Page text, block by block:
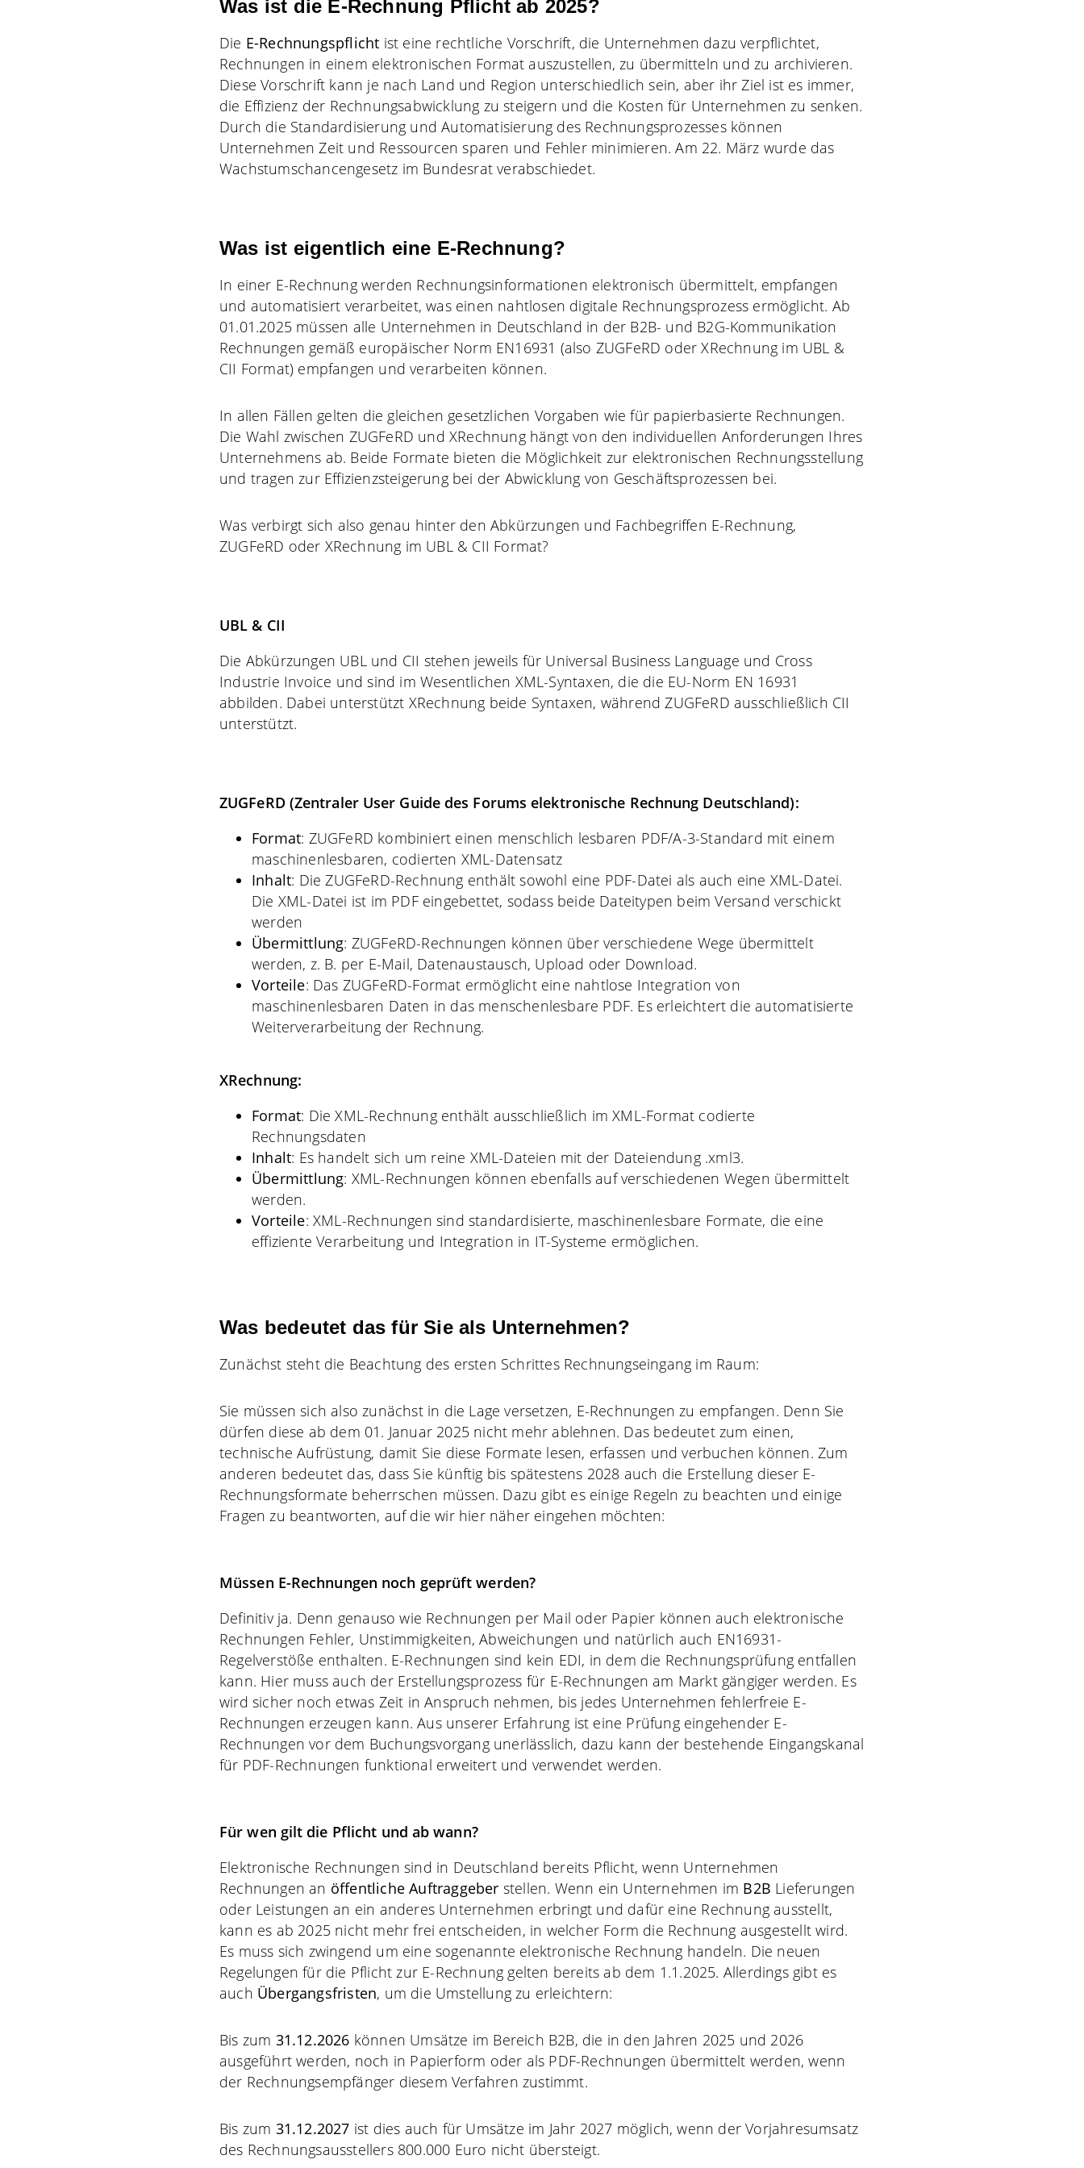
Was ist die E-Rechnung Pflicht ab 2025?
Die E-Rechnungspflicht ist eine rechtliche Vorschrift, die Unternehmen dazu verpflichtet,
Rechnungen in einem elektronischen Format auszustellen, zu übermitteln und zu archivieren.
Diese Vorschrift kann je nach Land und Region unterschiedlich sein, aber ihr Ziel ist es immer,
die Effizienz der Rechnungsabwicklung zu steigern und die Kosten für Unternehmen zu senken.
Durch die Standardisierung und Automatisierung des Rechnungsprozesses können
Unternehmen Zeit und Ressourcen sparen und Fehler minimieren. Am 22. März wurde das
Wachstumschancengesetz im Bundesrat verabschiedet.
Was ist eigentlich eine E-Rechnung?
In einer E-Rechnung werden Rechnungsinformationen elektronisch übermittelt, empfangen
und automatisiert verarbeitet, was einen nahtlosen digitale Rechnungsprozess ermöglicht. Ab
01.01.2025 müssen alle Unternehmen in Deutschland in der B2B- und B2G-Kommunikation
Rechnungen gemäß europäischer Norm EN16931 (also ZUGFeRD oder XRechnung im UBL &
CII Format) empfangen und verarbeiten können.
In allen Fällen gelten die gleichen gesetzlichen Vorgaben wie für papierbasierte Rechnungen.
Die Wahl zwischen ZUGFeRD und XRechnung hängt von den individuellen Anforderungen Ihres
Unternehmens ab. Beide Formate bieten die Möglichkeit zur elektronischen Rechnungsstellung
und tragen zur Effizienzsteigerung bei der Abwicklung von Geschäftsprozessen bei.
Was verbirgt sich also genau hinter den Abkürzungen und Fachbegriffen E-Rechnung,
ZUGFeRD oder XRechnung im UBL & CII Format?
UBL & CII
Die Abkürzungen UBL und CII stehen jeweils für Universal Business Language und Cross
Industrie Invoice und sind im Wesentlichen XML-Syntaxen, die die EU-Norm EN 16931
abbilden. Dabei unterstützt XRechnung beide Syntaxen, während ZUGFeRD ausschließlich CII
unterstützt.
ZUGFeRD (Zentraler User Guide des Forums elektronische Rechnung Deutschland):
Format: ZUGFeRD kombiniert einen menschlich lesbaren PDF/A-3-Standard mit einem
maschinenlesbaren, codierten XML-Datensatz
Inhalt: Die ZUGFeRD-Rechnung enthält sowohl eine PDF-Datei als auch eine XML-Datei.
Die XML-Datei ist im PDF eingebettet, sodass beide Dateitypen beim Versand verschickt
werden
Übermittlung: ZUGFeRD-Rechnungen können über verschiedene Wege übermittelt
werden, z. B. per E-Mail, Datenaustausch, Upload oder Download.
Vorteile: Das ZUGFeRD-Format ermöglicht eine nahtlose Integration von
maschinenlesbaren Daten in das menschenlesbare PDF. Es erleichtert die automatisierte
Weiterverarbeitung der Rechnung.
XRechnung:
Format: Die XML-Rechnung enthält ausschließlich im XML-Format codierte
Rechnungsdaten
Inhalt: Es handelt sich um reine XML-Dateien mit der Dateiendung .xml3.
Übermittlung: XML-Rechnungen können ebenfalls auf verschiedenen Wegen übermittelt
werden.
Vorteile: XML-Rechnungen sind standardisierte, maschinenlesbare Formate, die eine
effiziente Verarbeitung und Integration in IT-Systeme ermöglichen.
Was bedeutet das für Sie als Unternehmen?
Zunächst steht die Beachtung des ersten Schrittes Rechnungseingang im Raum:
Sie müssen sich also zunächst in die Lage versetzen, E-Rechnungen zu empfangen. Denn Sie
dürfen diese ab dem 01. Januar 2025 nicht mehr ablehnen. Das bedeutet zum einen,
technische Aufrüstung, damit Sie diese Formate lesen, erfassen und verbuchen können. Zum
anderen bedeutet das, dass Sie künftig bis spätestens 2028 auch die Erstellung dieser E-
Rechnungsformate beherrschen müssen. Dazu gibt es einige Regeln zu beachten und einige
Fragen zu beantworten, auf die wir hier näher eingehen möchten:
Müssen E-Rechnungen noch geprüft werden?
Definitiv ja. Denn genauso wie Rechnungen per Mail oder Papier können auch elektronische
Rechnungen Fehler, Unstimmigkeiten, Abweichungen und natürlich auch EN16931-
Regelverstöße enthalten. E-Rechnungen sind kein EDI, in dem die Rechnungsprüfung entfallen
kann. Hier muss auch der Erstellungsprozess für E-Rechnungen am Markt gängiger werden. Es
wird sicher noch etwas Zeit in Anspruch nehmen, bis jedes Unternehmen fehlerfreie E-
Rechnungen erzeugen kann. Aus unserer Erfahrung ist eine Prüfung eingehender E-
Rechnungen vor dem Buchungsvorgang unerlässlich, dazu kann der bestehende Eingangskanal
für PDF-Rechnungen funktional erweitert und verwendet werden.
Für wen gilt die Pflicht und ab wann?
Elektronische Rechnungen sind in Deutschland bereits Pflicht, wenn Unternehmen
Rechnungen an öffentliche Auftraggeber stellen. Wenn ein Unternehmen im B2B Lieferungen
oder Leistungen an ein anderes Unternehmen erbringt und dafür eine Rechnung ausstellt,
kann es ab 2025 nicht mehr frei entscheiden, in welcher Form die Rechnung ausgestellt wird.
Es muss sich zwingend um eine sogenannte elektronische Rechnung handeln. Die neuen
Regelungen für die Pflicht zur E-Rechnung gelten bereits ab dem 1.1.2025. Allerdings gibt es
auch Übergangsfristen, um die Umstellung zu erleichtern:
Bis zum 31.12.2026 können Umsätze im Bereich B2B, die in den Jahren 2025 und 2026
ausgeführt werden, noch in Papierform oder als PDF-Rechnungen übermittelt werden, wenn
der Rechnungsempfänger diesem Verfahren zustimmt.
Bis zum 31.12.2027 ist dies auch für Umsätze im Jahr 2027 möglich, wenn der Vorjahresumsatz
des Rechnungsausstellers 800.000 Euro nicht übersteigt.